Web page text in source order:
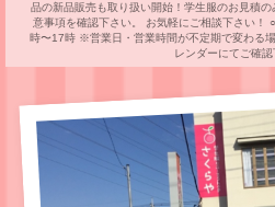
品の新品販売も取り扱い開始！学生服のお見積
意事項を確認下さい。 お気軽にご相談下さい！
時〜17時 ※営業日・営業時間が不定期で変わる
レンダーにてご確認